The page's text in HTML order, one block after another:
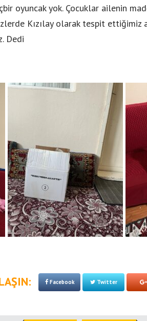
oyuncak yok. Çocuklar ailenin
Kızılay olarak tespit ettiğimiz
Dedi
Facebook Twitter